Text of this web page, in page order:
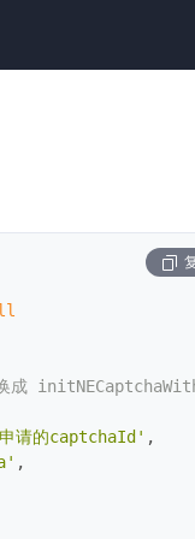
请的captchaId' ,
,